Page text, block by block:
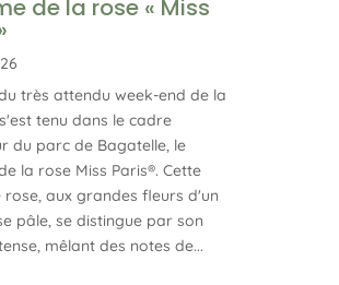
de la rose « Miss
très attendu week-end de la
tenu dans le cadre
du parc de Bagatelle, le
la rose Miss Paris®. Cette
aux grandes fleurs d'un
pâle, se distingue par son
mêlant des notes de...